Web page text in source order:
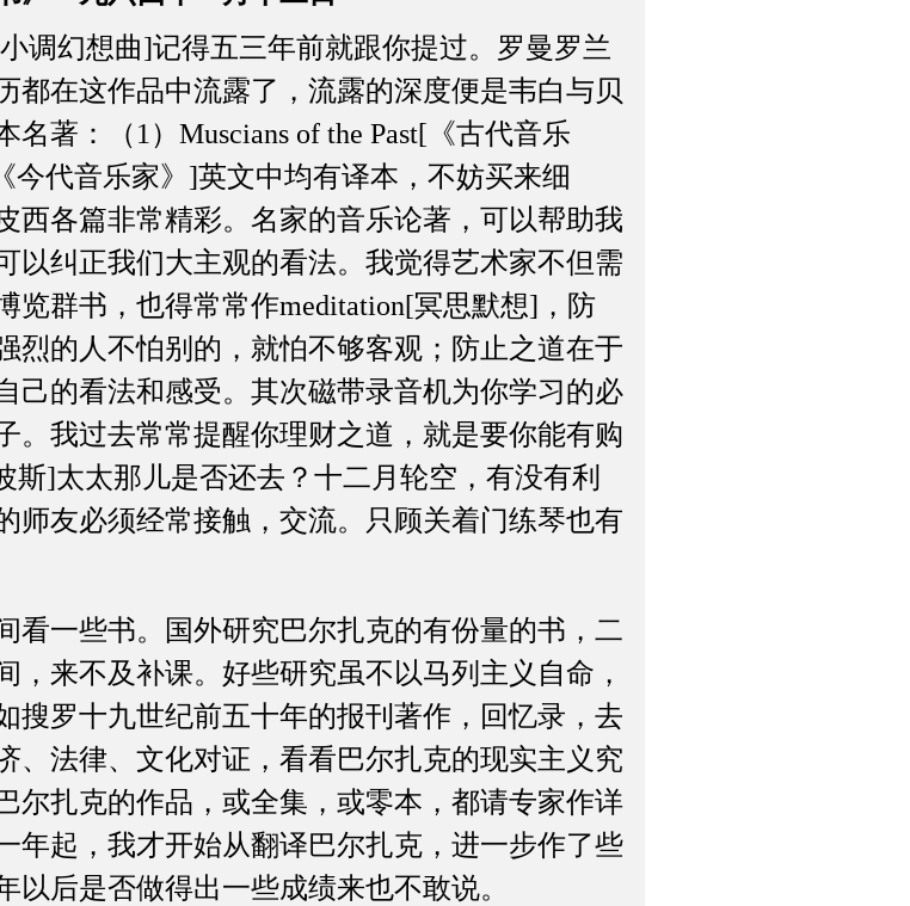
幻想曲]记得五三年前就跟你提过。罗曼罗兰
都在这作品中流露了，流露的深度便是韦白与贝
著：（1）Muscians of the Past[《古代音乐
今代音乐家》]英文中均有译本，不妨买来细
西各篇非常精彩。名家的音乐论著，可以帮助我
以纠正我们大主观的看法。我觉得艺术家不但需
览群书，也得常常作meditation[冥思默想]，防
烈的人不怕别的，就怕不够客观；防止之道在于
己的看法和感受。其次磁带录音机为你学习的必
。我过去常常提醒你理财之道，就是要你能有购
斯]太太那儿是否还去？十二月轮空，有没有利
师友必须经常接触，交流。只顾关着门练琴也有
一些书。国外研究巴尔扎克的有份量的书，二
，来不及补课。好些研究虽不以马列主义自命，
搜罗十九世纪前五十年的报刊著作，回忆录，去
、法律、文化对证，看看巴尔扎克的现实主义究
尔扎克的作品，或全集，或零本，都请专家作详
年起，我才开始从翻译巴尔扎克，进一步作了些
后是否做得出一些成绩来也不敢说。